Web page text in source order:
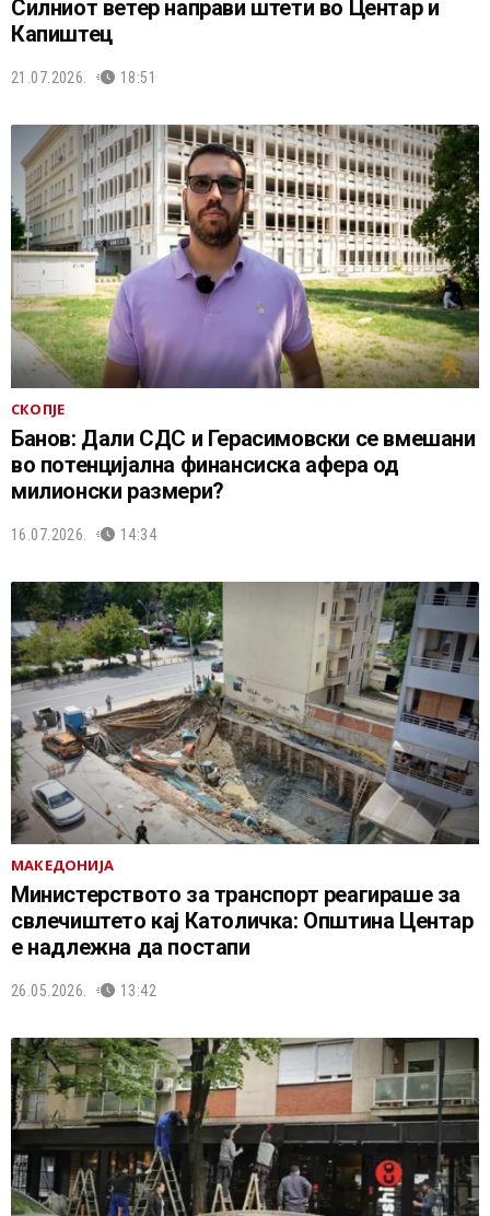
Силниот ветер направи штети во Центар и
Капиштец
21.07.2026. 18:51
СКОПЈЕ
Банов: Дали СДС и Герасимовски се вмешани
во потенцијална финансиска афера од
милионски размери?
16.07.2026. 14:34
МАКЕДОНИЈА
Министерството за транспорт реагираше за
свлечиштето кај Католичка: Општина Центар
е надлежна да постапи
26.05.2026. 13:42